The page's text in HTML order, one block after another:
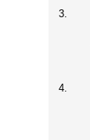
3.
4.